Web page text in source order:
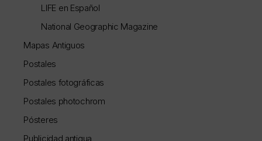
LIFE en Español
National Geographic Magazine
Mapas Antiguos
Postales
Postales fotográficas
Postales photochrom
Pósteres
Publicidad antigua